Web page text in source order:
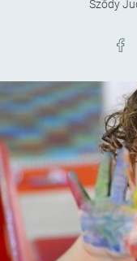
Sződy